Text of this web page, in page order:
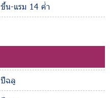
ขึ้น-แรม 14 ค่ำ
ปีฉลู